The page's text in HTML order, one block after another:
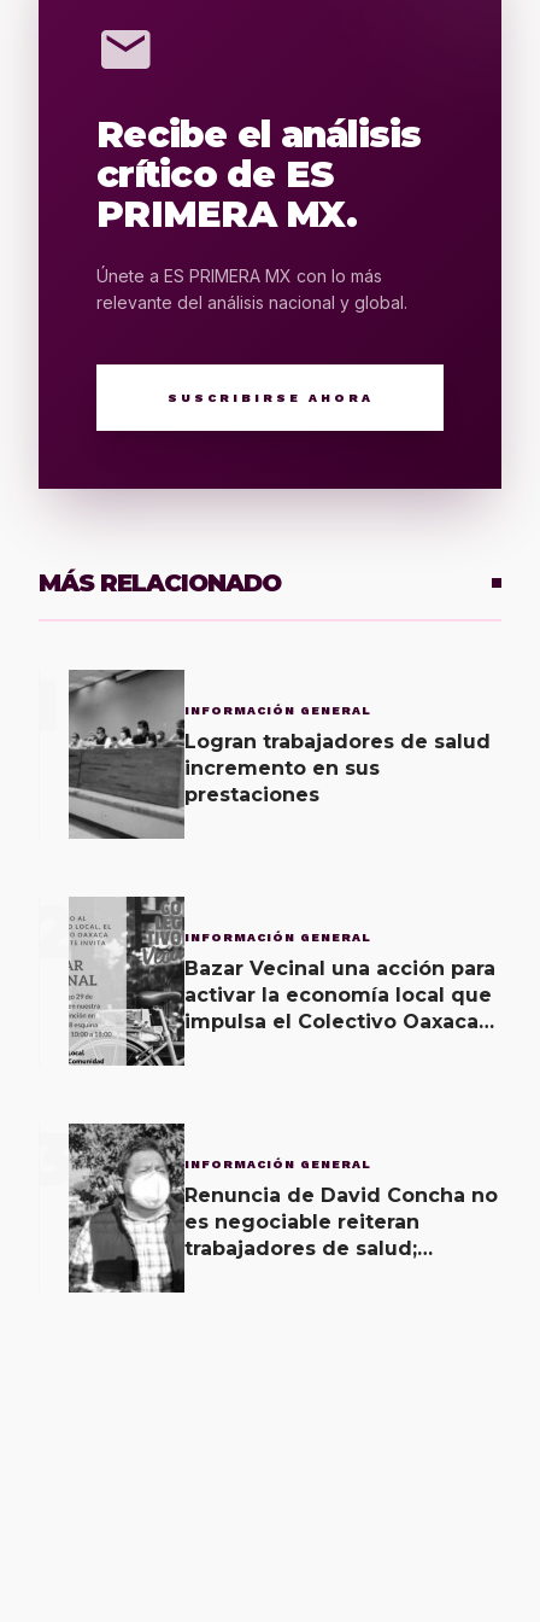
mail
Recibe el análisis
crítico de ES
PRIMERA MX.
Únete a ES PRIMERA MX con lo más
relevante del análisis nacional y global.
SUSCRIBIRSE AHORA
MÁS RELACIONADO
INFORMACIÓN GENERAL
Logran trabajadores de salud
incremento en sus
prestaciones
2 INFORMACIÓN GENERAL
Bazar Vecinal una acción para
activar la economía local que
impulsa el Colectivo Oaxaca
3 INFORMACIÓN GENERAL
Renuncia de David Concha no
es negociable reiteran
trabajadores de salud;